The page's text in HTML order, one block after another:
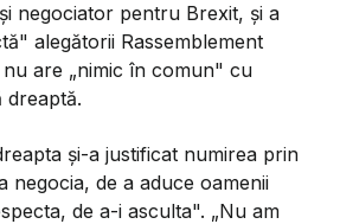
negociator pentru Brexit, şi a
alegătorii Rassemblement
are „nimic în comun" cu
dreaptă.
şi-a justificat numirea prin
negocia, de a aduce oamenii
de a-i asculta". „Nu am